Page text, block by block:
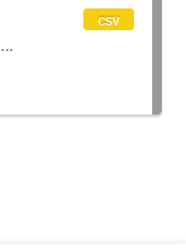
csv